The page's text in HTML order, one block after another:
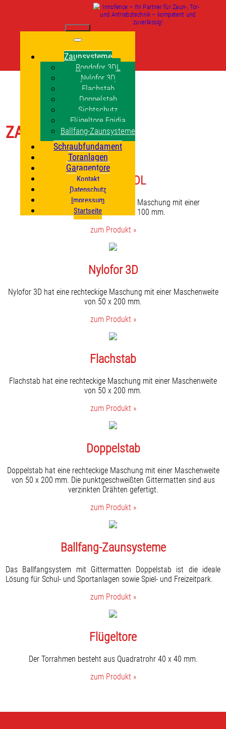
Zaunsysteme
Rondofor 3DL
Nylofor 3D
Flachstab
Doppelstab
Sichtschutz
Flügeltore Egidia
Ballfang-Zaunsysteme
Schraubfundament
Toranlagen
Garagentore
Kontakt
Datenschutz
Impressum
Startseite
ZAUNSYSTEME
Rondofor 3DL
Rondofor 3DL hat eine rechteckige Maschung mit einer
Maschenweite von 55 x 100 mm.
zum Produkt »
Nylofor 3D
Nylofor 3D hat eine rechteckige Maschung mit einer Maschenweite
von 50 x 200 mm.
zum Produkt »
Flachstab
Flachstab hat eine rechteckige Maschung mit einer Maschenweite
von 50 x 200 mm.
zum Produkt »
Doppelstab
Doppelstab hat eine rechteckige Maschung mit einer Maschenweite
von 50 x 200 mm. Die punktgeschweißten Gittermatten sind aus
verzinkten Drähten gefertigt.
zum Produkt »
Ballfang-Zaunsysteme
Das Ballfangsystem mit Gittermatten Doppelstab ist die ideale
Lösung für Schul- und Sportanlagen sowie Spiel- und Freizeitpark.
zum Produkt »
Flügeltore
Der Torrahmen besteht aus Quadratrohr 40 x 40 mm.
zum Produkt »